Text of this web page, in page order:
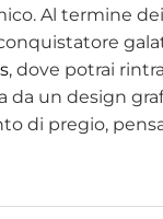
Al termine
, dove potrai
un design
di pregio,